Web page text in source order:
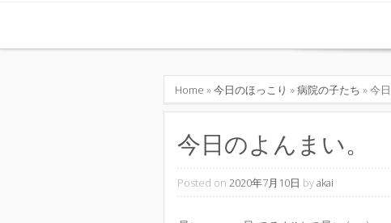
Home »今日のほっこり »病院の子たち » 今
今日のよんまい。
Posted on 2020年7月10日 byakai